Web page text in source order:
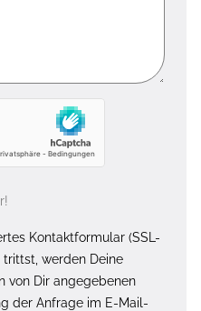
Kontaktformular (SSL-
werden Deine
von Dir angegebenen
der Anfrage im E-Mail-